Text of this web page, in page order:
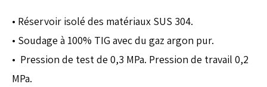
• Réservoir isolé des matériaux SUS 304.
• Soudage à 100% TIG avec du gaz argon pur.
• Pression de test de 0,3 MPa. Pression de travail 0,2
MPa.